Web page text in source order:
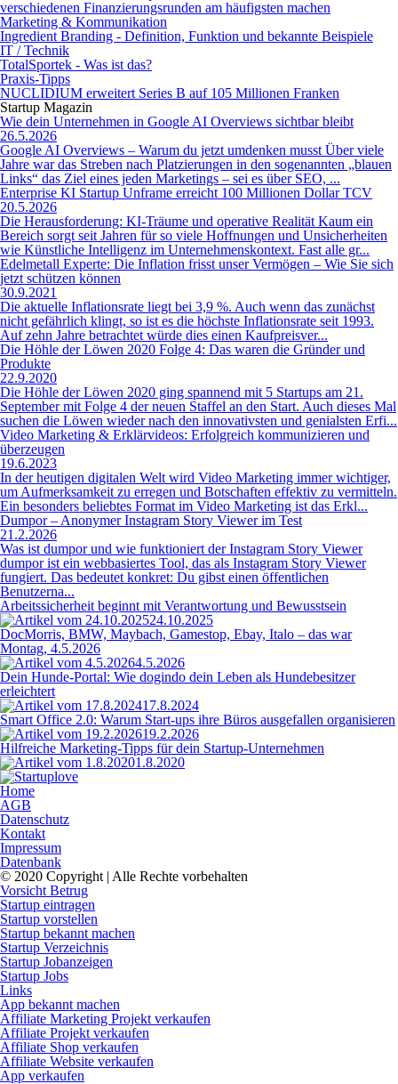
verschiedenen Finanzierungsrunden am häufigsten machen
Marketing & Kommunikation
Ingredient Branding - Definition, Funktion und bekannte Beispiele
IT / Technik
TotalSportek - Was ist das?
Praxis-Tipps
NUCLIDIUM erweitert Series B auf 105 Millionen Franken
Startup Magazin
Wie dein Unternehmen in Google AI Overviews sichtbar bleibt
26.5.2026
Google AI Overviews – Warum du jetzt umdenken musst Über viele
Jahre war das Streben nach Platzierungen in den sogenannten „blauen
Links“ das Ziel eines jeden Marketings – sei es über SEO, ...
Enterprise KI Startup Unframe erreicht 100 Millionen Dollar TCV
20.5.2026
Die Herausforderung: KI-Träume und operative Realität Kaum ein
Bereich sorgt seit Jahren für so viele Hoffnungen und Unsicherheiten
wie Künstliche Intelligenz im Unternehmenskontext. Fast alle gr...
Edelmetall Experte: Die Inflation frisst unser Vermögen – Wie Sie sich
jetzt schützen können
30.9.2021
Die aktuelle Inflationsrate liegt bei 3,9 %. Auch wenn das zunächst
nicht gefährlich klingt, so ist es die höchste Inflationsrate seit 1993.
Auf zehn Jahre betrachtet würde dies einen Kaufpreisver...
Die Höhle der Löwen 2020 Folge 4: Das waren die Gründer und
Produkte
22.9.2020
Die Höhle der Löwen 2020 ging spannend mit 5 Startups am 21.
September mit Folge 4 der neuen Staffel an den Start. Auch dieses Mal
suchen die Löwen wieder nach den innovativsten und genialsten Erfi...
Video Marketing & Erklärvideos: Erfolgreich kommunizieren und
überzeugen
19.6.2023
In der heutigen digitalen Welt wird Video Marketing immer wichtiger,
um Aufmerksamkeit zu erregen und Botschaften effektiv zu vermitteln.
Ein besonders beliebtes Format im Video Marketing ist das Erkl...
Dumpor – Anonymer Instagram Story Viewer im Test
21.2.2026
Was ist dumpor und wie funktioniert der Instagram Story Viewer
dumpor ist ein webbasiertes Tool, das als Instagram Story Viewer
fungiert. Das bedeutet konkret: Du gibst einen öffentlichen
Benutzerna...
Arbeitssicherheit beginnt mit Verantwortung und Bewusstsein
24.10.2025
DocMorris, BMW, Maybach, Gamestop, Ebay, Italo – das war
Montag, 4.5.2026
4.5.2026
Dein Hunde-Portal: Wie dogindo dein Leben als Hundebesitzer
erleichtert
17.8.2024
Smart Office 2.0: Warum Start-ups ihre Büros ausgefallen organisieren
19.2.2026
Hilfreiche Marketing-Tipps für dein Startup-Unternehmen
1.8.2020
Home
AGB
Datenschutz
Kontakt
Impressum
Datenbank
© 2020 Copyright | Alle Rechte vorbehalten
Vorsicht Betrug
Startup eintragen
Startup vorstellen
Startup bekannt machen
Startup Verzeichnis
Startup Jobanzeigen
Startup Jobs
Links
App bekannt machen
Affiliate Marketing Projekt verkaufen
Affiliate Projekt verkaufen
Affiliate Shop verkaufen
Affiliate Website verkaufen
App verkaufen